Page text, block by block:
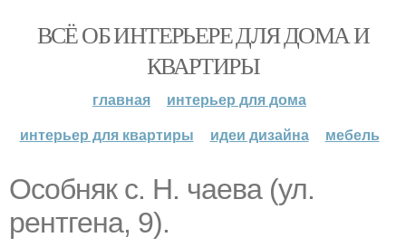
ВСЁ ОБ ИНТЕРЬЕРЕ ДЛЯ ДОМА И
КВАРТИРЫ
главная
интерьер для дома
интерьер для квартиры
идеи дизайна мебель
Особняк с. Н. чаева (ул.
рентгена, 9).